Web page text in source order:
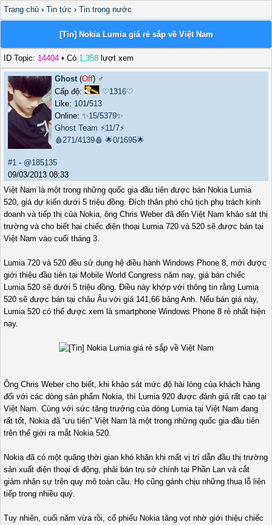
Trang chủ › Tin tức › Tin trong nước
[Tin] Nokia Lumia giá rẻ sắp về Việt Nam
ID Topic: 14404 • Có 1,358 lượt xem
Ghost(Off) ♂️
Cấp độ:
♡1316♡
Like: 101/513
Online: ✨15/5379✨
Ghost Team ⚡11/7⚡
🩸271/4139🩸 🌟0/1695🌟
#1 - @185135
09/03/2013 08:33
Việt Nam là một trong những quốc gia đầu tiên được bán Nokia Lumia
520, giá dự kiến dưới 5 triệu đồng. Đích thân phó chủ tịch phụ trách kinh
doanh và tiếp thị của Nokia, ông Chris Weber đã đến Việt Nam khảo sát thị
trường và cho biết hai chiếc điện thoại Lumia 720 và 520 sẽ được bán tại
Việt Nam vào cuối tháng 3.
Lumia 720 và 520 đều sử dụng hệ điều hành Windows Phone 8, mới được
giới thiệu đầu tiên tại Mobile World Congress năm nay, giá bán chiếc
Lumia 520 sẽ dưới 5 triệu đồng. Điều này khớp với thông tin rằng Lumia
520 sẽ được bán tại châu Âu với giá 141,66 bảng Anh. Nếu bán giá này,
Lumia 520 có thể được xem là smartphone Windows Phone 8 rẻ nhất hiện
nay.
Ông Chris Weber cho biết, khi khảo sát mức độ hài lòng của khách hàng
đối với các dòng sản phẩm Nokia, thì Lumia 920 được đánh giá rất cao tại
Việt Nam. Cùng với sức tăng trưởng của dòng Lumia tại Việt Nam đang
rất tốt, Nokia đã “ưu tiên” Việt Nam là một trong những quốc gia đầu tiên
trên thế giới ra mắt Nokia 520.
Nokia đã có một quãng thời gian khó khăn khi mất vị trí dẫn đầu thị trường
sản xuất điện thoại di động, phải bán trụ sở chính tại Phần Lan và cắt
giảm nhân sự trên quy mô toàn cầu. Họ cũng gánh chịu những thua lỗ liên
tiếp trong nhiều quý.
Tuy nhiên, cuối năm vừa rồi, cổ phiếu Nokia tăng vọt nhờ giới thiệu chiếc